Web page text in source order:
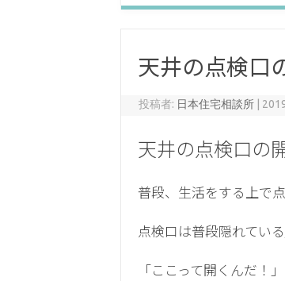
天井の点検口
投稿者: 日本住宅相談所
天井の点検口の
普段、生活をする上で
点検口は普段隠れている
「ここって開くんだ！